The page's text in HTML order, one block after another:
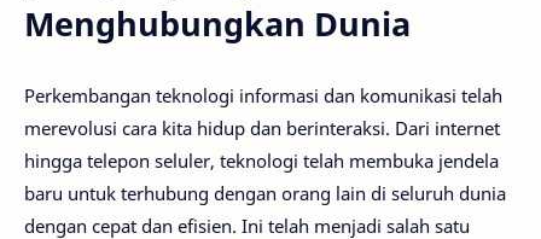
Menghubungkan Dunia
Perkembangan teknologi informasi dan komunikasi telah
merevolusi cara kita hidup dan berinteraksi. Dari internet
hingga telepon seluler, teknologi telah membuka jendela
baru untuk terhubung dengan orang lain di seluruh dunia
dengan cepat dan efisien. Ini telah menjadi salah satu